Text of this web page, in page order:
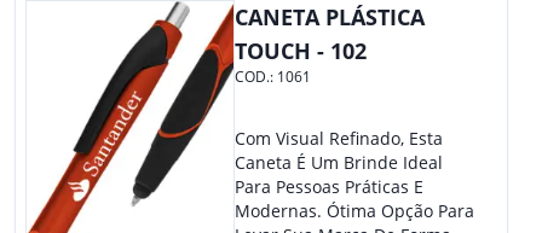
CANETA PLÁSTICA
TOUCH - 102
COD.: 1061
Com Visual Refinado, Esta
Caneta É Um Brinde Ideal
Para Pessoas Práticas E
Modernas. Ótima Opção Para